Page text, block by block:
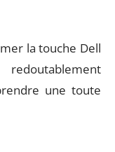
la touche Dell
une toute